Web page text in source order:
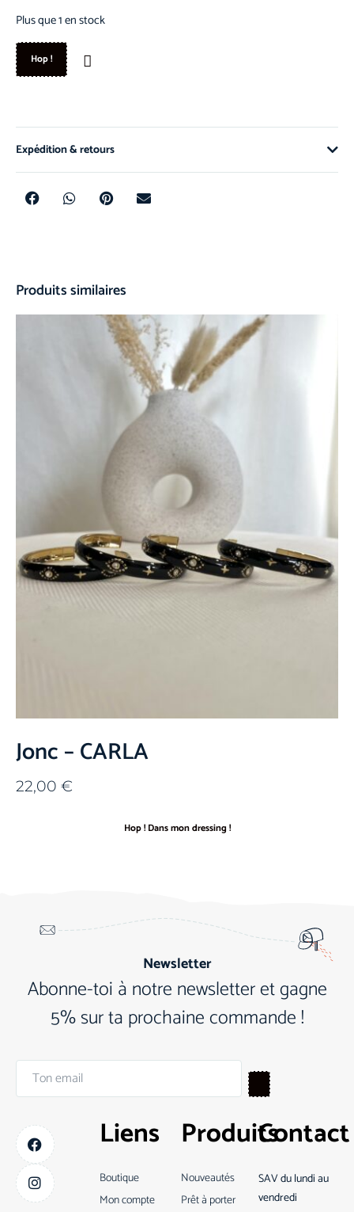
Plus que 1 en stock
Hop !
Expédition & retours
Produits similaires
Jonc – CARLA
22,00 €
Hop ! Dans mon dressing !
Newsletter
Abonne-toi à notre newsletter et gagne
5% sur ta prochaine commande !
Liens
Boutique
Mon compte
Produits
Nouveautés
Prêt à porter
Contact
SAV du lundi au
vendredi